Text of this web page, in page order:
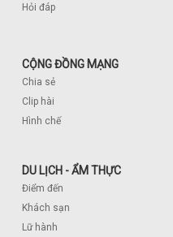
Hỏi đáp
CỘNG ĐỒNG MẠNG
Chia sẻ
Clip hài
Hình chế
DU LỊCH - ẨM THỰC
Điểm đến
Khách sạn
Lữ hành